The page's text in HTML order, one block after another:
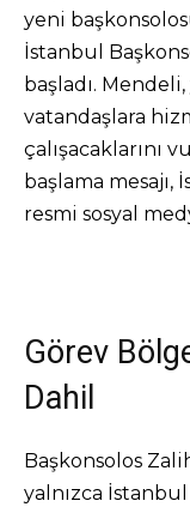
yeni
İstanbul
başladı.
vatandaşlara
çalışacaklarını
başlama
resmi sosyal
Görev
Dahil
Başkonsolos
yalnızca İstanbul